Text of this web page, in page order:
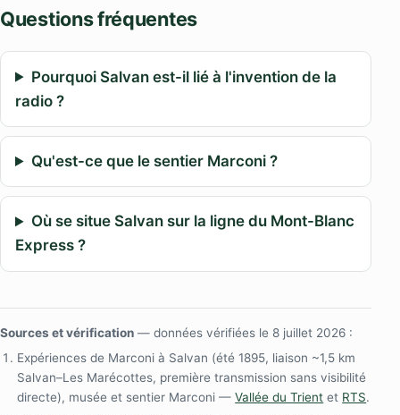
Questions fréquentes
Pourquoi Salvan est-il lié à l'invention de la
radio ?
Qu'est-ce que le sentier Marconi ?
Où se situe Salvan sur la ligne du Mont-Blanc
Express ?
Sources et vérification — données vérifiées le 8 juillet 2026 :
Expériences de Marconi à Salvan (été 1895, liaison ~1,5 km
Salvan–Les Marécottes, première transmission sans visibilité
directe), musée et sentier Marconi —Vallée du Trient et RTS.